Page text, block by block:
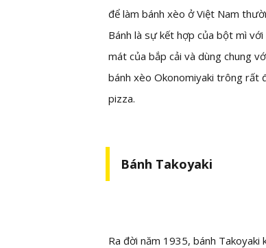
để làm bánh xèo ở Việt Nam
Bánh là sự kết hợp của bột mì
mát của bắp cải và dùng chung
bánh xèo Okonomiyaki trông rất
pizza.
Bánh Takoyaki
Ra đời năm 1935, bánh